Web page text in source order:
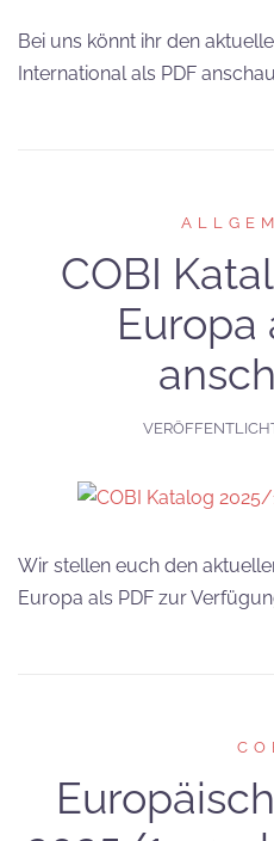
Bei uns könnt ihr den
International als PDF
COBI
Europa
Wir stellen euch den
Europa als PDF zur